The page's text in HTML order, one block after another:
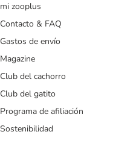
mi zooplus
Contacto & FAQ
Gastos de envío
Magazine
Club del cachorro
Club del gatito
Programa de afiliación
Sostenibilidad